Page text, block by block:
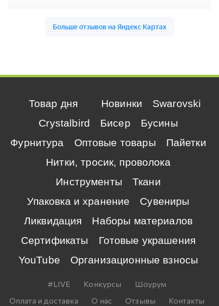
Товар дня Новинки
Swarovski
Crystalbird
Бисер
Бусины
Фурнитура
Оптовые товары
Пайетки
Нитки, тросик, проволока
Инструменты
Ткани
Упаковка и хранение
Сувениры
Ликвидация
Наборы материалов
Сертификаты
Готовые украшения
YouTube
Организационные взносы
#LIVE Конкурсы
Шоурум
Оплата и доставка
О нас Отзывы
Контакты